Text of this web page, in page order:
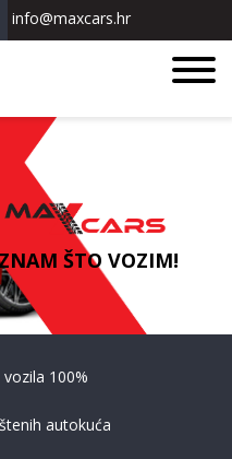
info@maxcars.hr
ŠTO VOZIM!
100%
autokuća